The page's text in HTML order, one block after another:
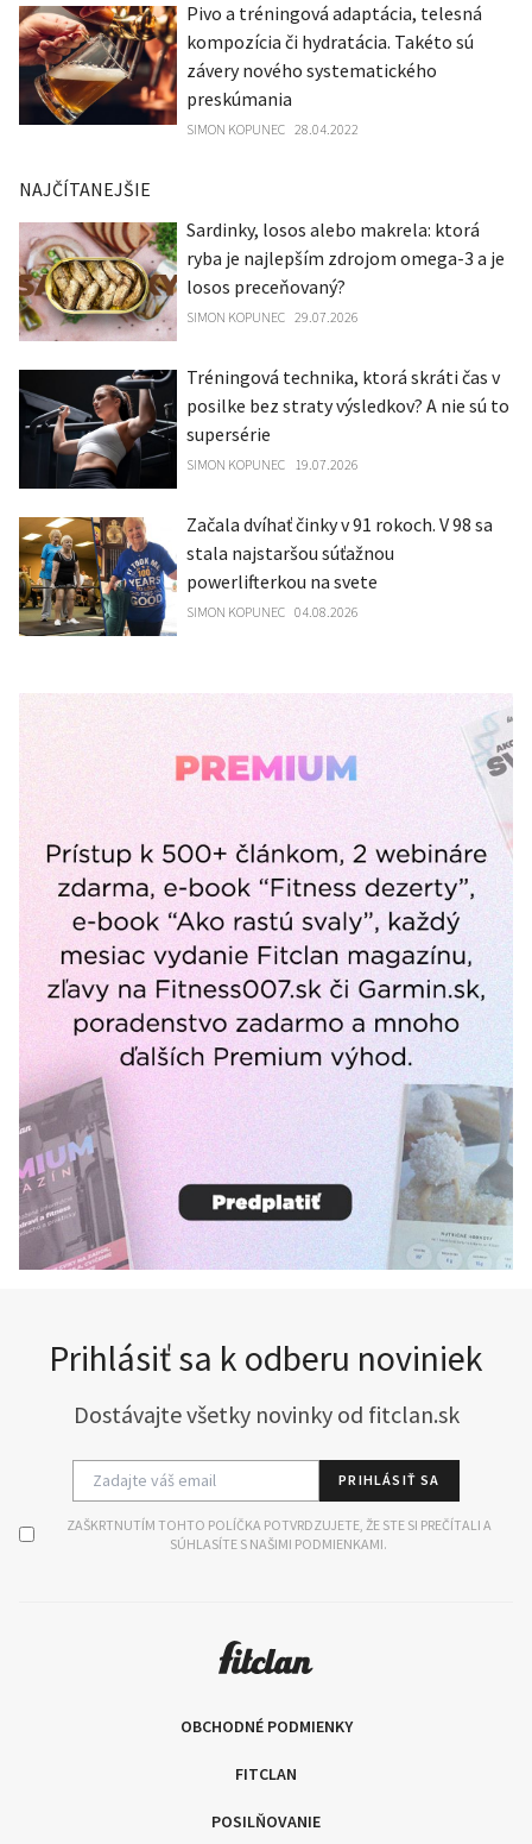
Pivo a tréningová adaptácia, telesná
kompozícia či hydratácia. Takéto sú
závery nového systematického
preskúmania
SIMON KOPUNEC 28.04.2022
NAJČÍTANEJŠIE
Sardinky, losos alebo makrela: ktorá
ryba je najlepším zdrojom omega-3 a je
losos preceňovaný?
SIMON KOPUNEC 29.07.2026
Tréningová technika, ktorá skráti čas v
posilke bez straty výsledkov? A nie sú to
supersérie
SIMON KOPUNEC 19.07.2026
Začala dvíhať činky v 91 rokoch. V 98 sa
stala najstaršou súťažnou
powerlifterkou na svete
SIMON KOPUNEC 04.08.2026
Prihlásiť sa k odberu noviniek
Dostávajte všetky novinky od fitclan.sk
PRIHLÁSIŤ SA
ZAŠKRTNUTÍM TOHTO POLÍČKA POTVRDZUJETE, ŽE STE SI PREČÍTALI A
SÚHLASÍTE S NAŠIMI PODMIENKAMI.
OBCHODNÉ PODMIENKY
FITCLAN
POSILŇOVANIE